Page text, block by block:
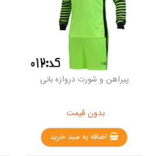
پیراهن و شورت دروازه بانی
بدون قیمت
اضافه به سبد خرید